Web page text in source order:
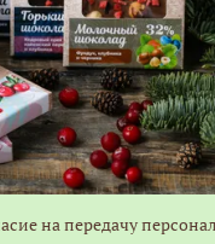
на передачу